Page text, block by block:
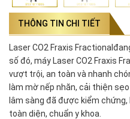
THÔNG TIN CHI TIẾT
Laser CO2 Fraxis
số đó, máy Laser CO2 Fraxis
vượt trội, an toàn và nhanh
làm mờ nếp nhăn, cải thiện
lâm sàng đã được kiểm
toàn diện, chuẩn y khoa.